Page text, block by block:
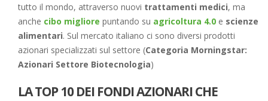
tutto il mondo, attraverso nuovi trattamenti medici, ma
anche cibo migliore puntando su agricoltura 4.0 e scienze
alimentari. Sul mercato italiano ci sono diversi prodotti
azionari specializzati sul settore (Categoria Morningstar:
Azionari Settore Biotecnologia)
LA TOP 10 DEI FONDI AZIONARI CHE